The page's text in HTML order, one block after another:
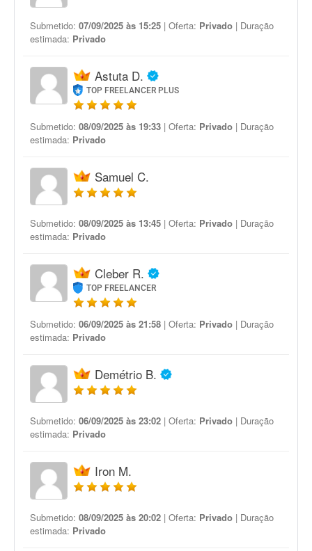
Submetido: 07/09/2025 às 15:25 | Oferta: Privado | Duração
estimada: Privado
Astuta D.
TOP FREELANCER PLUS
Submetido: 08/09/2025 às 19:33 | Oferta: Privado | Duração
estimada: Privado
Samuel C.
Submetido: 08/09/2025 às 13:45 | Oferta: Privado | Duração
estimada: Privado
Cleber R.
TOP FREELANCER
Submetido: 06/09/2025 às 21:58 | Oferta: Privado | Duração
estimada: Privado
Demétrio B.
Submetido: 06/09/2025 às 23:02 | Oferta: Privado | Duração
estimada: Privado
Iron M.
Submetido: 08/09/2025 às 20:02 | Oferta: Privado | Duração
estimada: Privado